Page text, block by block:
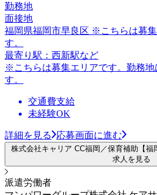
勤務地
面接地
福岡県福岡市早良区 ※こちらは募
す。
最寄り駅：西新駅など
※こちらは募集エリアです。勤務地
す。
交通費支給
未経験OK
詳細を見る 応募画面に進む
株式会社キャリア CC福岡／保育補助【福
求人を見る
派遣労働者